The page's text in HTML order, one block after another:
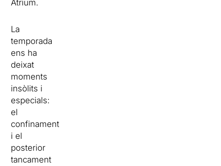
Àtrium.
La
temporada
ens ha
deixat
moments
insòlits i
especials:
el
confinament
i el
posterior
tancament